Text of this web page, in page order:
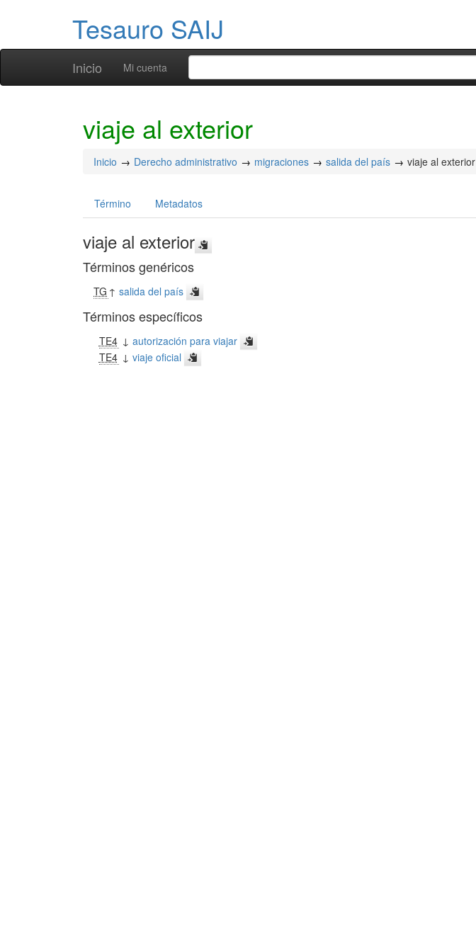
Tesauro SAIJ
Inicio Mi cuenta
viaje al exterior
Inicio Derecho administrativo migraciones salida del país viaje al exterior
Término Metadatos
viaje al exterior
Términos genéricos
TG ↑salida del país
Términos específicos
TE4 ↓ autorización para viajar
TE4 ↓ viaje oficial